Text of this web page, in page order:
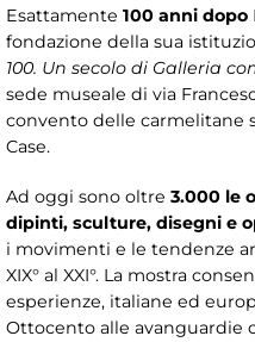
Esattamente 100 anni dopo
fondazione della sua
100. Un secolo di Galleria
sede museale di via
convento delle carmelitane
Case.
Ad oggi sono oltre 3.000 le
dipinti, sculture, disegni e
i movimenti e le tendenze
XIX° al XXI°. La mostra
esperienze, italiane ed
Ottocento alle avanguardie